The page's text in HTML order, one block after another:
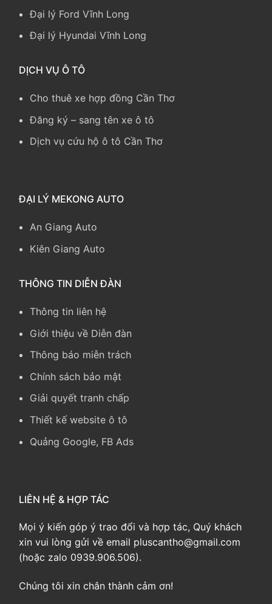
Đại lý Ford Vĩnh Long
Đại lý Hyundai Vĩnh Long
DỊCH VỤ Ô TÔ
Cho thuê xe hợp đồng Cần Thơ
Đăng ký – sang tên xe ô tô
Dịch vụ cứu hộ ô tô Cần Thơ
ĐẠI LÝ MEKONG AUTO
An Giang Auto
Kiên Giang Auto
THÔNG TIN DIỄN ĐÀN
Thông tin liên hệ
Giới thiệu về Diễn đàn
Thông báo miễn trách
Chính sách bảo mật
Giải quyết tranh chấp
Thiết kế website ô tô
Quảng Google, FB Ads
LIÊN HỆ & HỢP TÁC
Mọi ý kiến góp ý trao đổi và hợp tác, Quý khách
xin vui lòng gửi về email pluscantho@gmail.com
(hoặc zalo 0939.906.506).
Chúng tôi xin chân thành cảm ơn!